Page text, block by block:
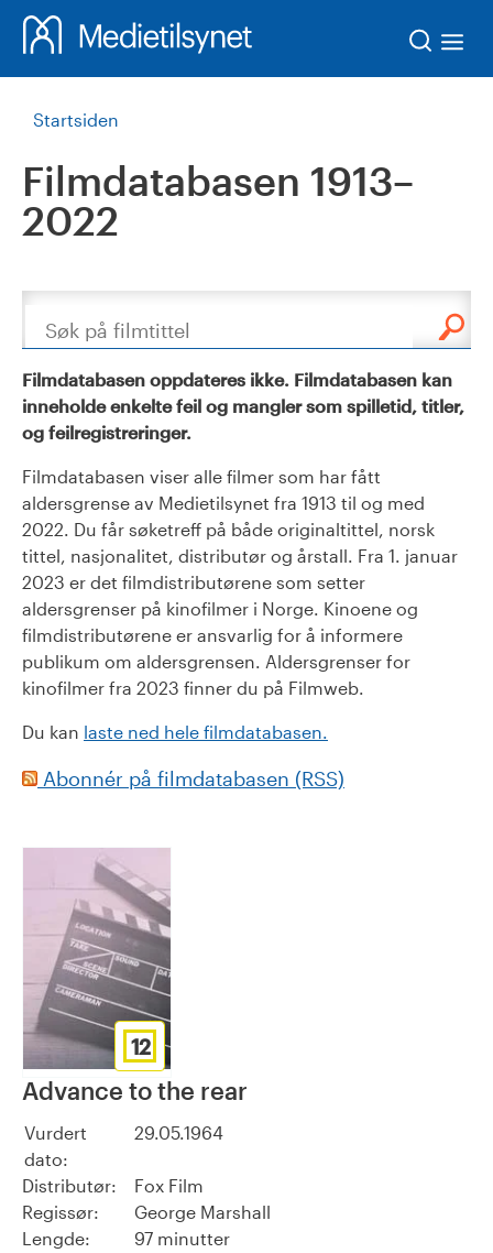
Startsiden
Filmdatabasen 1913–
2022
Søk
Filmdatabasen oppdateres ikke. Filmdatabasen kan
inneholde enkelte feil og mangler som spilletid, titler,
og feilregistreringer.
Filmdatabasen viser alle filmer som har fått
aldersgrense av Medietilsynet fra 1913 til og med
2022. Du får søketreff på både originaltittel, norsk
tittel, nasjonalitet, distributør og årstall. Fra 1. januar
2023 er det filmdistributørene som setter
aldersgrenser på kinofilmer i Norge. Kinoene og
filmdistributørene er ansvarlig for å informere
publikum om aldersgrensen. Aldersgrenser for
kinofilmer fra 2023 finner du på Filmweb.
Du kan laste ned hele filmdatabasen.
Abonnér på filmdatabasen (RSS)
12
Advance to the rear
Vurdert
dato:
29.05.1964
Distributør:
Fox Film
Regissør:
George Marshall
Lengde:
97 minutter